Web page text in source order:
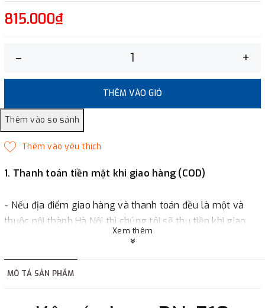
815.000₫
– +
THÊM VÀO GIỎ
1. Thanh toán tiền mặt khi giao hàng (COD)
- Nếu địa điểm giao hàng và thanh toán đều là một và
thuộc nội thành Hà Nội thì chúng tôi sẽ thu tiền khi giao
hàng hoặc khách hàng đặt tiền trước một phần giá trị đơn
2. Thanh toán trực tiếp tại :
Xem thêm
MÔ TẢ SẢN PHẨM